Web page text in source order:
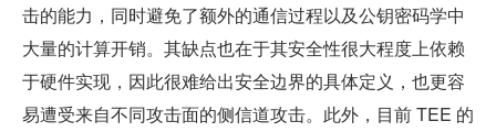
击的能力，同时避免了额外的通信过程以及公钥密码学中
大量的计算开销。其缺点也在于其安全性很大程度上依赖
于硬件实现，因此很难给出安全边界的具体定义，也更容
易遭受来自不同攻击面的侧信道攻击。此外，目前 TEE 的